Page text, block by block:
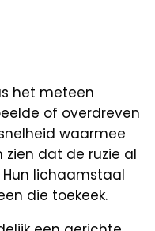
het meteen
of overdreven
waarmee
dat de ruzie al
lichaamstaal
die toekeek.